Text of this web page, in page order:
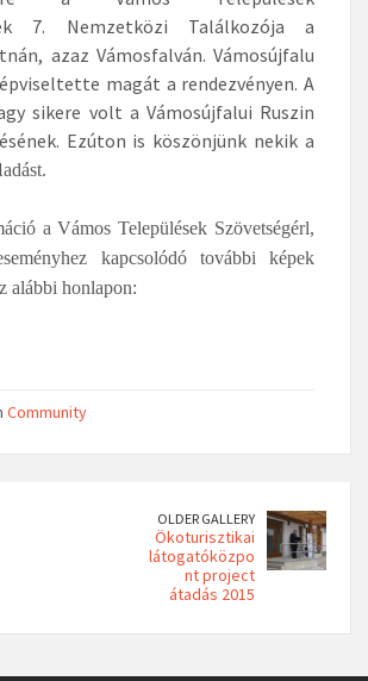
7. Nemzetközi Találkozója a
azaz Vámosfalván. Vámosújfalu
magát a rendezvényen. A
sikere volt a Vámosújfalui Ruszin
Ezúton is köszönjünk nekik a
adást.
a Vámos Települések Szövetségérl,
kapcsolódó további képek
alábbi honlapon:
Community
OLDER GALLERY
Ökoturisztikai
látogatóközpo
nt project
átadás 2015